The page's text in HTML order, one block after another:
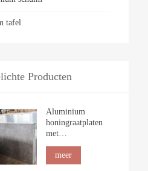
tafel
Producten
Aluminium
honingraatplaten
met
steennerfstructuur
voor
binnenbekleding
meer